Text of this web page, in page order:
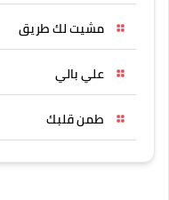
مشيت لك طريق
علي بالي
طمن قلبك